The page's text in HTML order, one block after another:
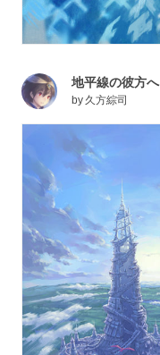
地平線の彼方へ
by 久方綜司